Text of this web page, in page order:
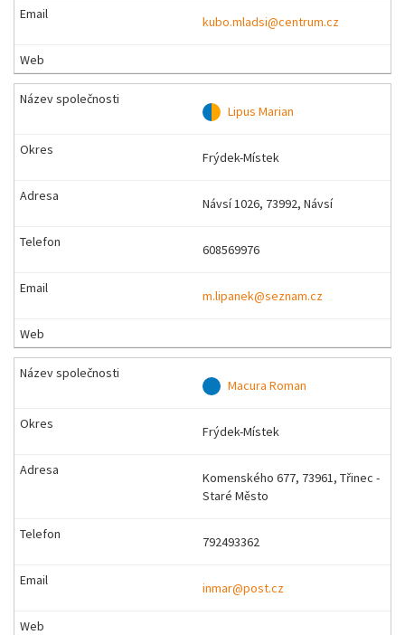
kubo.mladsi@centrum.cz
Lipus Marian
Frýdek-Místek
Návsí 1026, 73992, Návsí
608569976
m.lipanek@seznam.cz
Macura Roman
Frýdek-Místek
Komenského 677, 73961, Třinec -
Staré Město
792493362
inmar@post.cz